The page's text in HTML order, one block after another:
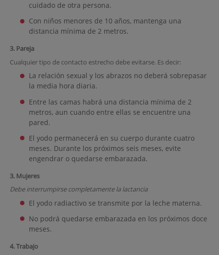
cuidado de otra persona.
Con niños menores de 10 años, mantenga una
distancia mínima de 2 metros.
3. Pareja
Cualquier tipo de contacto estrecho debe evitarse. Es decir:
La relación sexual y los abrazos no deberá sobrepasar
la media hora diaria.
Entre las camas habrá una distancia mínima de 2
metros, aun cuando entre ellas se encuentre una
pared.
El yodo permanecerá en su cuerpo durante cuatro
meses. Durante los próximos seis meses, evite
engendrar o quedarse embarazada.
3. Mujeres
Debe interrumpirse completamente la lactancia
El yodo radiactivo se transmite por la leche materna.
No podrá quedarse embarazada en los próximos doce
meses.
4. Trabajo